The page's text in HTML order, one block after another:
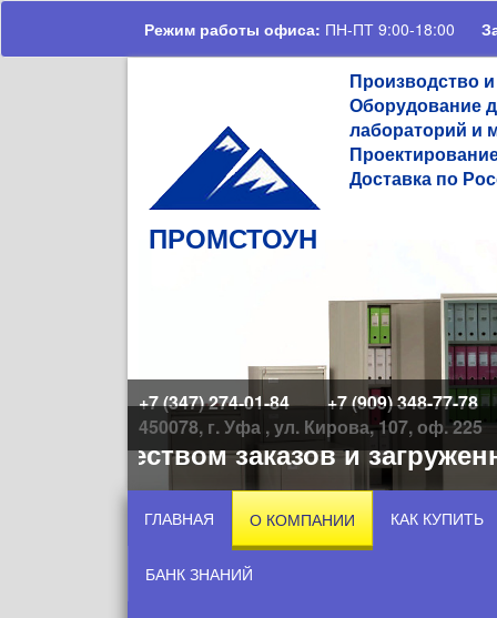
Режим работы офиса: ПН-ПТ 9:00-18:00
ПРОМСТОУН
Производство
Оборудование
лабораторий и
Доставка по
+7 (347) 274-01-84
+7 (909) 348-77-78
450078, г. Уфа , ул. Кирова, 107, оф. 225
количеством заказов и
ГЛАВНАЯ О КОМПАНИИ КАК КУПИТЬ
БАНК ЗНАНИЙ